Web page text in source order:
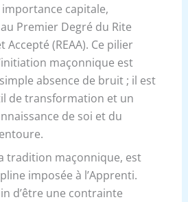
capitale,
Premier Degré du Rite
Accepté (REAA). Ce pilier
maçonnique est
absence de bruit ; il est
de transformation et un
de soi et du
tradition maçonnique, est
imposée à l’Apprenti.
d’être une contrainte